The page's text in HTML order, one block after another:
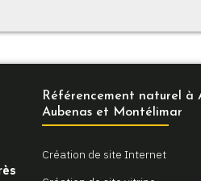
Référencement naturel à
Aubenas et Montélimar
Création de site Internet